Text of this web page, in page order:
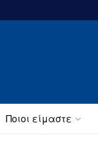
Ποιοι είμαστε